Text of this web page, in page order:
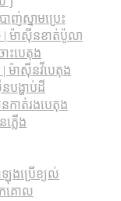
ញ់ស្នាមប្រេះ
| ម៉ាស៊ីនខាត់ប៉ូលា
ះបេតុង
| ម៉ាស៊ីនវីបេតុង
បង្ហាប់ដី
កាត់រងបេតុង
លើង
ឡុងប្រើខ្យល់
គោល